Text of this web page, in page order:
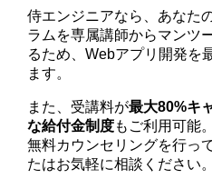
侍エンジニアなら、あなた
ラムを専属講師からマンツ
るため、Webアプリ開発を
ます。
また、受講料が最大80%キ
な給付金制度もご利用可能
無料カウンセリングを行っ
たはお気軽に相談ください。